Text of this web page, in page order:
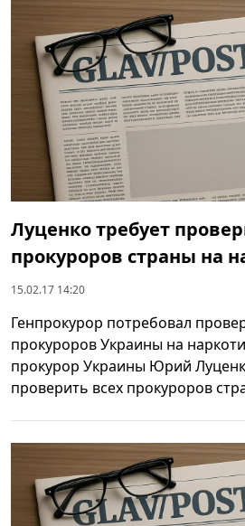
Луценко требует
прокуроров страны на
15.02.17 14:20
Генпрокурор потребовал
прокуроров Украины на
прокурор Украины Юрий
проверить всех прокуроров